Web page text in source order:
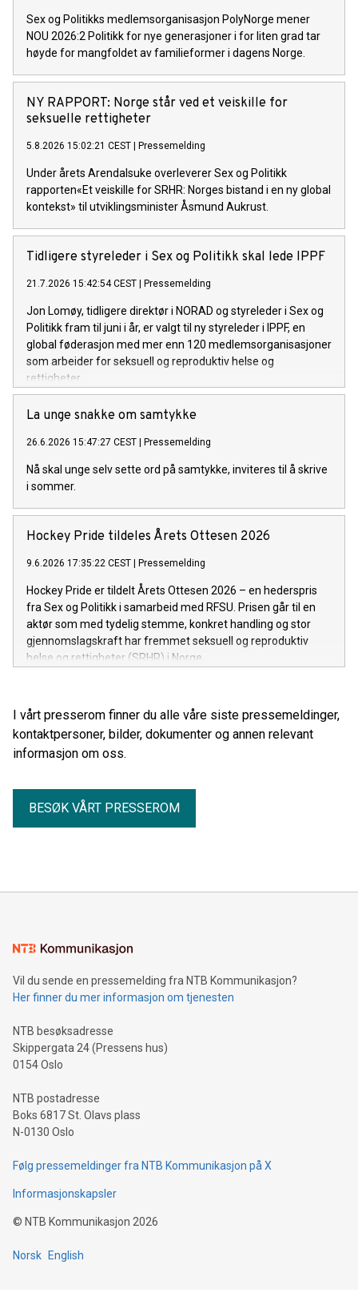
Sex og Politikks medlemsorganisasjon PolyNorge mener
NOU 2026:2 Politikk for nye generasjoner i for liten grad tar
høyde for mangfoldet av familieformer i dagens Norge.
NY RAPPORT: Norge står ved et veiskille for
seksuelle rettigheter
5.8.2026 15:02:21 CEST Pressemelding
Under årets Arendalsuke overleverer Sex og Politikk
rapporten«Et veiskille for SRHR: Norges bistand i en ny global
kontekst» til utviklingsminister Åsmund Aukrust.
Tidligere styreleder i Sex og Politikk skal lede IPPF
21.7.2026 15:42:54 CEST Pressemelding
Jon Lomøy, tidligere direktør i NORAD og styreleder i Sex og
Politikk fram til juni i år, er valgt til ny styreleder i IPPF, en
global føderasjon med mer enn 120 medlemsorganisasjoner
som arbeider for seksuell og reproduktiv helse og
rettigheter.
La unge snakke om samtykke
26.6.2026 15:47:27 CEST Pressemelding
Nå skal unge selv sette ord på samtykke, inviteres til å skrive
i sommer.
Hockey Pride tildeles Årets Ottesen 2026
9.6.2026 17:35:22 CEST Pressemelding
Hockey Pride er tildelt Årets Ottesen 2026 – en hederspris
fra Sex og Politikk i samarbeid med RFSU. Prisen går til en
aktør som med tydelig stemme, konkret handling og stor
gjennomslagskraft har fremmet seksuell og reproduktiv
helse og rettigheter (SRHR) i Norge.
I vårt presserom finner du alle våre siste pressemeldinger,
kontaktpersoner, bilder, dokumenter og annen relevant
informasjon om oss.
BESØK VÅRT PRESSEROM
Vil du sende en pressemelding fra NTB Kommunikasjon?
Her finner du mer informasjon om tjenesten
NTB besøksadresse
Skippergata 24 (Pressens hus)
0154 Oslo
NTB postadresse
Boks 6817 St. Olavs plass
N-0130 Oslo
Følg pressemeldinger fra NTB Kommunikasjon på X
Informasjonskapsler
© NTB Kommunikasjon 2026
Norsk English